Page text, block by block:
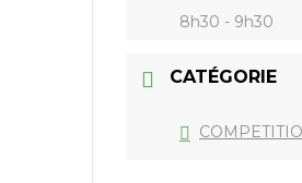
8h30 - 9h30
CATÉGORIE